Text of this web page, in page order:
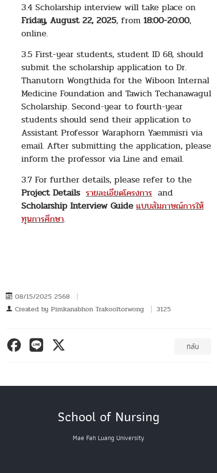
3.4 Scholarship interview will take place on
Friday, August 22, 2025, from 18:00-20:00,
online.
3.5 First-year students, student ID 68, should
submit the scholarship application to Dr.
Thanutorn Wongthida for the Wiboon Internal
Medicine Foundation and Tawich Techanawagul
Scholarship. Second-year to fourth-year
students should send their application to
Assistant Professor Waraphorn Yaemmisri via
email. After submitting the application, please
inform the professor via Line and email.
3.7 For further details, please refer to the
Project Details รายละเอียดโครงการ and
Scholarship Interview Guide แบบสัมภาษณ์การให้
ทุนการศึกษา.
08/15/2025 2568
Created by Pimkanabhon Trakooltorwong 3125
กลับ
School of Nursing
Mae Fah Luang University